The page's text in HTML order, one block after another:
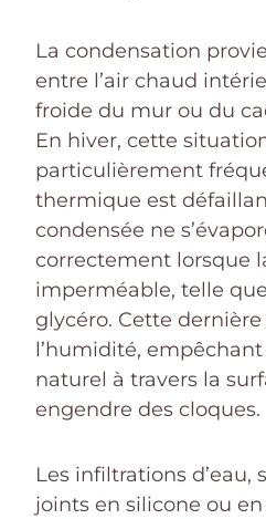
La condensation
entre l’air chaud
froide du mur ou du
En hiver, cette
particulièrement
thermique est
condensée ne
correctement lorsque
imperméable, telle
glycéro. Cette
l’humidité,
naturel à travers la
engendre des cloques.
Les infiltrations d’eau,
joints en silicone ou